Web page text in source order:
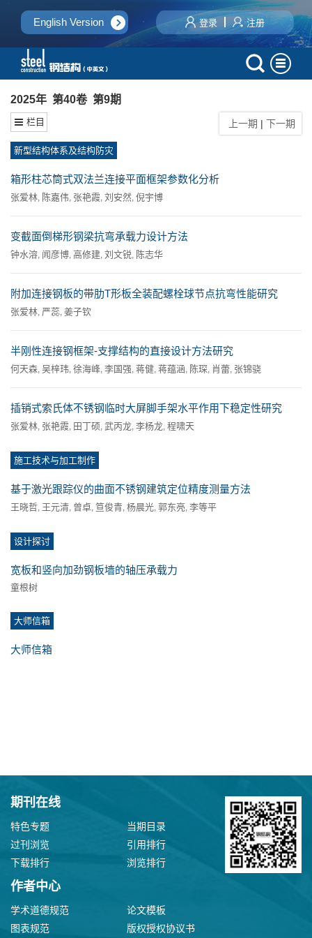
English Version 登录 注册
2025年 第40卷 第9期
栏目 上一期 | 下一期
新型结构体系及结构防灾
箱形柱芯筒式双法兰连接平面框架参数化分析
张爱林, 陈嘉伟, 张艳霞, 刘安然, 倪宇博
变截面倒梯形钢梁抗弯承载力设计方法
钟水溶, 闻彦博, 高修建, 刘文锐, 陈志华
附加连接钢板的带肋T形板全装配螺栓球节点抗弯性能研究
张爱林, 严蕊, 姜子钦
半刚性连接钢框架-支撑结构的直接设计方法研究
何天森, 吴梓玮, 徐海峰, 李国强, 蒋健, 蒋蕴涵, 陈琛, 肖蕾, 张锦骁
插销式索氏体不锈钢临时大屏脚手架水平作用下稳定性研究
张爱林, 张艳霞, 田丁硕, 武丙龙, 李杨龙, 程啸天
施工技术与加工制作
基于激光跟踪仪的曲面不锈钢建筑定位精度测量方法
王晓哲, 王元清, 曾卓, 笪俊青, 杨晨光, 郭东亮, 李等平
设计探讨
宽板和竖向加劲钢板墙的轴压承载力
童根树
大师信箱
大师信箱
期刊在线
特色专题
当期目录
过刊浏览
引用排行
下载排行
浏览排行
作者中心
学术道德规范
论文模板
图表规范
版权授权协议书